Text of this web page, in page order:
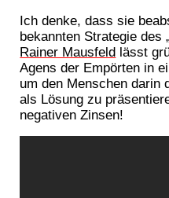
Ich denke, dass sie
bekannten Strategie des
Rainer Mausfeld lässt
Agens der Empörten in
um den Menschen darin
als Lösung zu
negativen Zinsen!